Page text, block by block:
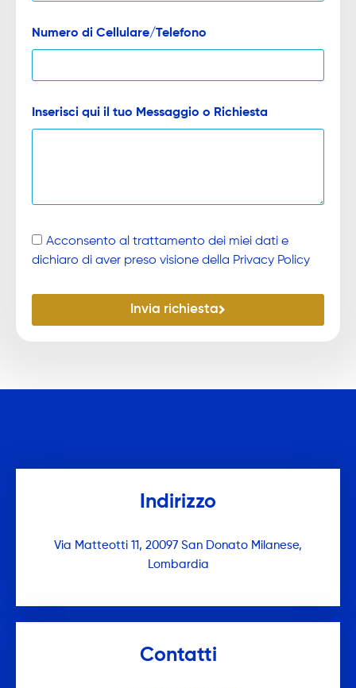
Numero di Cellulare/Telefono
Inserisci qui il tuo Messaggio o Richiesta
Acconsento al trattamento dei miei dati e
dichiaro di aver preso visione della Privacy Policy
Invia richiesta
Indirizzo
Via Matteotti 11, 20097 San Donato Milanese,
Lombardia
Contatti